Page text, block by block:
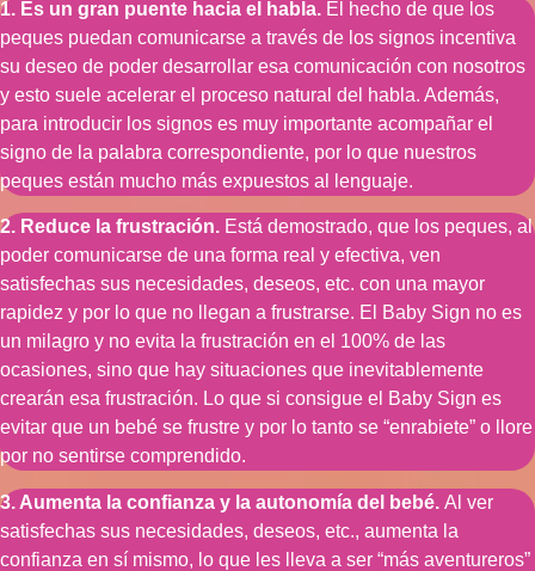
1. Es un gran puente hacia el habla. El hecho de que los
peques puedan comunicarse a través de los signos incentiva
su deseo de poder desarrollar esa comunicación con nosotros
y esto suele acelerar el proceso natural del habla. Además,
para introducir los signos es muy importante acompañar el
signo de la palabra correspondiente, por lo que nuestros
peques están mucho más expuestos al lenguaje.
2. Reduce la frustración. Está demostrado, que los peques, al
poder comunicarse de una forma real y efectiva, ven
satisfechas sus necesidades, deseos, etc. con una mayor
rapidez y por lo que no llegan a frustrarse. El Baby Sign no es
un milagro y no evita la frustración en el 100% de las
ocasiones, sino que hay situaciones que inevitablemente
crearán esa frustración. Lo que si consigue el Baby Sign es
evitar que un bebé se frustre y por lo tanto se “enrabiete” o llore
por no sentirse comprendido.
3. Aumenta la confianza y la autonomía del bebé. Al ver
satisfechas sus necesidades, deseos, etc., aumenta la
confianza en sí mismo, lo que les lleva a ser “más aventureros”